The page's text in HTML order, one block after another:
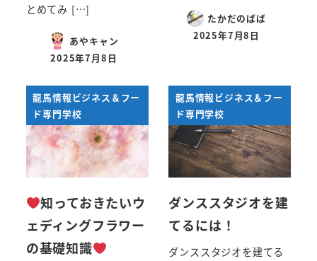
とめてみ […]
あやキャン
投稿日
2025年7月8日
たかだのばば
投稿日
2025年7月8日
龍馬情報ビジネス＆フー
ド専門学校
知っておきたいウ
ェディングフラワー
の基礎知識
龍馬情報ビジネス＆フー
ド専門学校
ダンススタジオを建
てるには！
ダンススタジオを建てる